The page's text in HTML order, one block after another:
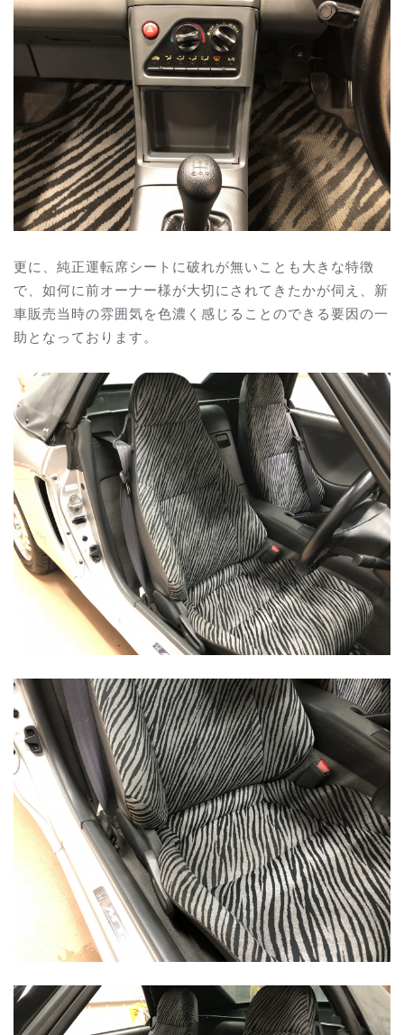
更に、純正運転席シートに破れが無いことも大きな特徴
で、如何に前オーナー様が大切にされてきたかが伺え、新
車販売当時の雰囲気を色濃く感じることのできる要因の一
助となっております。